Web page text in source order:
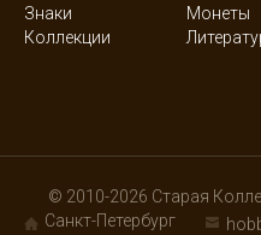
Знаки
Монеты
Коллекции
© 2010-2026 Старая
Санкт-Петербург